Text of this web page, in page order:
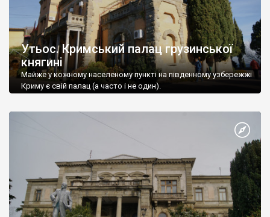
Утьос. Кримський палац грузинської
княгині
Майже у кожному населеному пункті на південному узбережжі
Криму є свій палац (а часто і не один).